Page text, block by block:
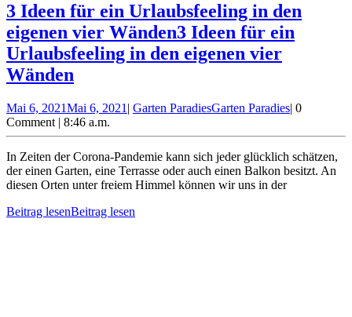
3 Ideen für ein Urlaubsfeeling in den
eigenen vier Wänden3 Ideen für ein
Urlaubsfeeling in den eigenen vier
Wänden
Mai 6, 2021Mai 6, 2021 | Garten ParadiesGarten Paradies| 0
Comment | 8:46 a.m.
In Zeiten der Corona-Pandemie kann sich jeder glücklich schätzen,
der einen Garten, eine Terrasse oder auch einen Balkon besitzt. An
diesen Orten unter freiem Himmel können wir uns in der
Beitrag lesenBeitrag lesen